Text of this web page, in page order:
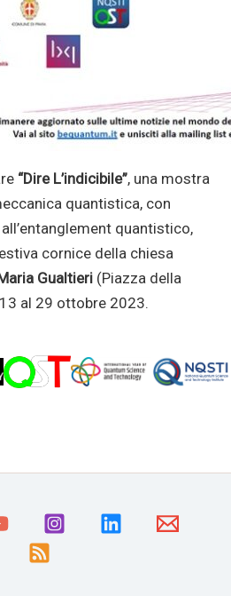
“Dire L’indicibile”, una mostra
quantistica, con
quantistico,
cornice della chiesa
Gualtieri (Piazza della
al 29 ottobre 2023.